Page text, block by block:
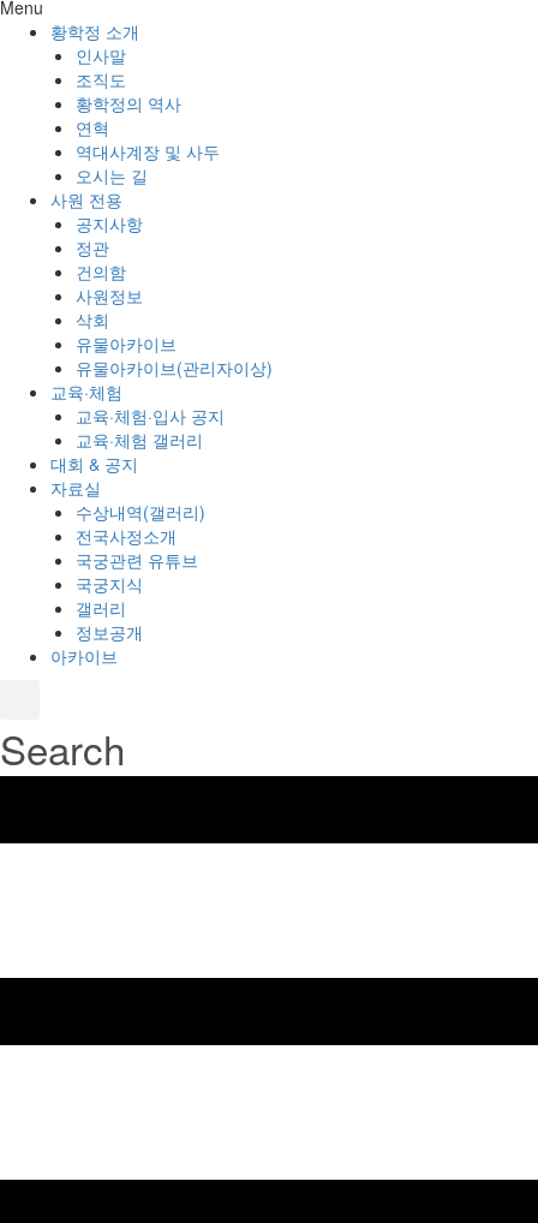
Menu
황학정 소개
인사말
조직도
황학정의 역사
연혁
역대사계장 및 사두
오시는 길
사원 전용
공지사항
정관
건의함
사원정보
삭회
유물아카이브
유물아카이브(관리자이상)
교육·체험
교육·체험·입사 공지
교육·체험 갤러리
대회 & 공지
자료실
수상내역(갤러리)
전국사정소개
국궁관련 유튜브
국궁지식
갤러리
정보공개
아카이브
Search